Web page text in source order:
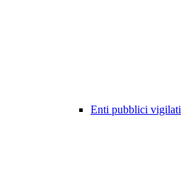
Enti pubblici vigilati